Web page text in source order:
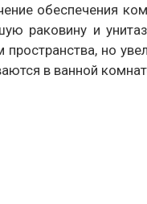
обеспечения
раковину и
но
в ванной